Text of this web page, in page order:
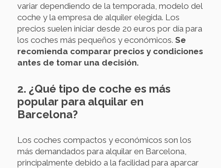
variar dependiendo de la temporada, modelo del
coche y la empresa de alquiler elegida. Los
precios suelen iniciar desde 20 euros por día para
los coches más pequeños y económicos. Se
recomienda comparar precios y condiciones
antes de tomar una decisión.
2. ¿Qué tipo de coche es más
popular para alquilar en
Barcelona?
Los coches compactos y económicos son los
más demandados para alquilar en Barcelona,
principalmente debido a la facilidad para aparcar